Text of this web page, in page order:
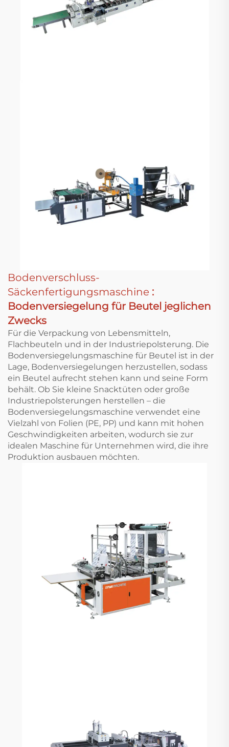
Bodenverschluss-
Säckenfertigungsmaschine :
Bodenversiegelung für Beutel jeglichen
Zwecks
Für die Verpackung von Lebensmitteln,
Flachbeuteln und in der Industriepolsterung. Die
Bodenversiegelungsmaschine für Beutel ist in der
Lage, Bodenversiegelungen herzustellen, sodass
ein Beutel aufrecht stehen kann und seine Form
behält. Ob Sie kleine Snacktüten oder große
Industriepolsterungen herstellen – die
Bodenversiegelungsmaschine verwendet eine
Vielzahl von Folien (PE, PP) und kann mit hohen
Geschwindigkeiten arbeiten, wodurch sie zur
idealen Maschine für Unternehmen wird, die ihre
Produktion ausbauen möchten.